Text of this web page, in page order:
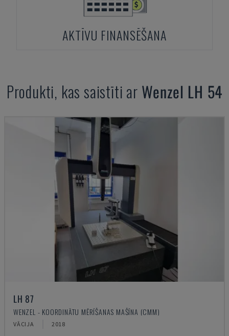
AKTĪVU FINANSĒŠANA
Produkti, kas saistīti ar Wenzel LH 54
LH 87
WENZEL - KOORDINĀTU MĒRĪŠANAS MAŠĪNA (CMM)
VĀCIJA 2018